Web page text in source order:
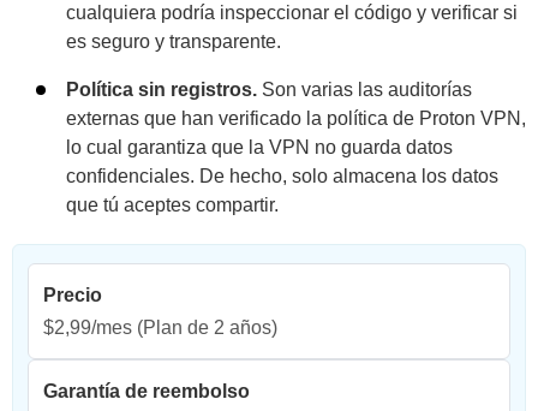
cualquiera podría inspeccionar el código y verificar si
es seguro y transparente.
Política sin registros. Son varias las auditorías
externas que han verificado la política de Proton VPN,
lo cual garantiza que la VPN no guarda datos
confidenciales. De hecho, solo almacena los datos
que tú aceptes compartir.
Precio
$2,99/mes (Plan de 2 años)
Garantía de reembolso